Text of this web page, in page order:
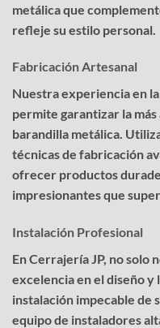
metálica que
refleje su estilo personal.
Fabricación Artesanal
Nuestra experiencia en
permite garantizar la más
barandilla metálica.
técnicas de fabricación
ofrecer productos
impresionantes que
Instalación Profesional
En Cerrajería JP, no solo
excelencia en el diseño y
instalación impecable de
equipo de instaladores